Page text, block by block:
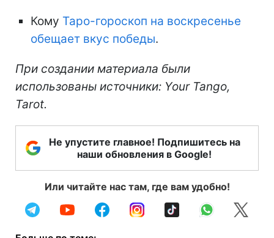
Кому Таро-гороскоп на воскресенье
обещает вкус победы.
При создании материала были
использованы источники: Your Tango,
Tarot.
Не упустите главное! Подпишитесь на
наши обновления в Google!
Или читайте нас там, где вам удобно!